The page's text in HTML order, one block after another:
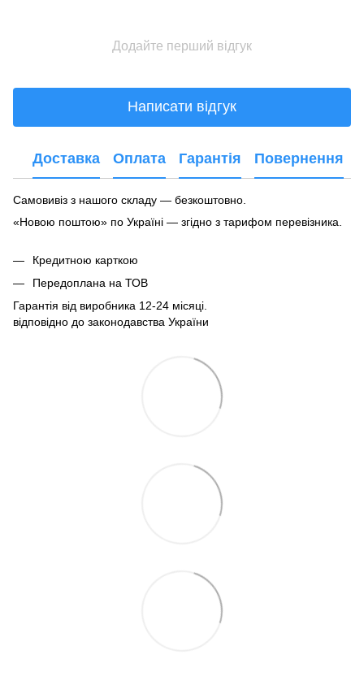
Додайте перший відгук
Написати відгук
Доставка Оплата Гарантія Повернення
Самовивіз з нашого складу — безкоштовно.
«Новою поштою» по Україні — згідно з тарифом перевізника.
Кредитною карткою
Передоплана на ТОВ
Гарантія від виробника 12-24 місяці.
відповідно до законодавства України